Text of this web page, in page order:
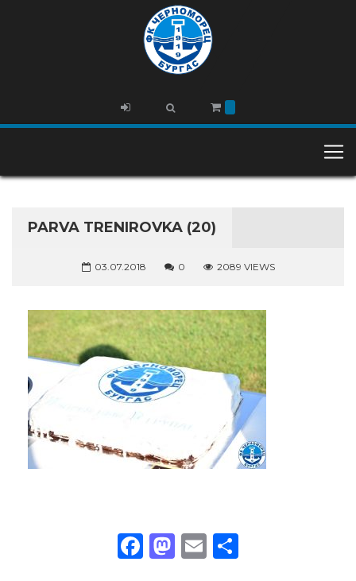
PARVA TRENIROVKA (20)
03.07.2018 0 2089 VIEWS
Facebook
Mastodon
Email